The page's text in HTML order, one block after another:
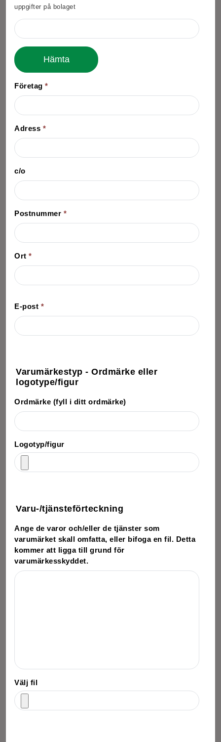
uppgifter på bolaget
Hämta
Företag *
Adress *
c/o
Postnummer *
Ort *
E-post *
Varumärkestyp - Ordmärke eller
logotype/figur
Ordmärke (fyll i ditt ordmärke)
Logotyp/figur
Varu-/tjänsteförteckning
Ange de varor och/eller de tjänster som
varumärket skall omfatta, eller bifoga en fil. Detta
kommer att ligga till grund för
varumärkesskyddet.
Välj fil